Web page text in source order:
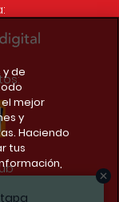
y de
mejor
y
Haciendo
tus